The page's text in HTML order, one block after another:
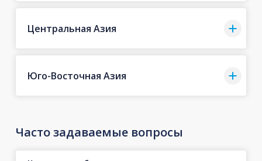
Центральная Азия
Юго-Восточная Азия
Часто задаваемые вопросы